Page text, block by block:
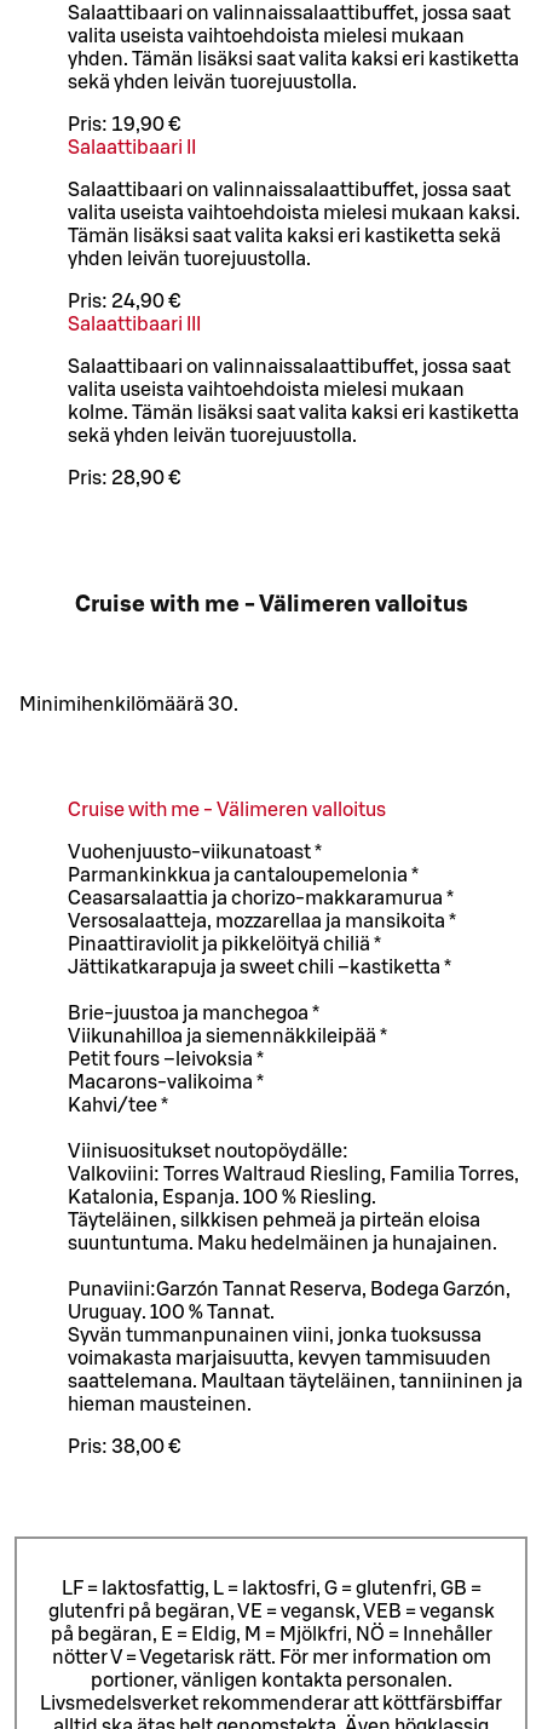
Salaattibaari on valinnaissalaattibuffet, jossa saat
valita useista vaihtoehdoista mielesi mukaan
yhden. Tämän lisäksi saat valita kaksi eri kastiketta
sekä yhden leivän tuorejuustolla.
Pris: 19,90 €
Salaattibaari II
Salaattibaari on valinnaissalaattibuffet, jossa saat
valita useista vaihtoehdoista mielesi mukaan kaksi.
Tämän lisäksi saat valita kaksi eri kastiketta sekä
yhden leivän tuorejuustolla.
Pris: 24,90 €
Salaattibaari III
Salaattibaari on valinnaissalaattibuffet, jossa saat
valita useista vaihtoehdoista mielesi mukaan
kolme. Tämän lisäksi saat valita kaksi eri kastiketta
sekä yhden leivän tuorejuustolla.
Pris: 28,90 €
Cruise with me - Välimeren valloitus
Minimihenkilömäärä 30.
Cruise with me - Välimeren valloitus
Vuohenjuusto-viikunatoast *
Parmankinkkua ja cantaloupemelonia *
Ceasarsalaattia ja chorizo-makkaramurua *
Versosalaatteja, mozzarellaa ja mansikoita *
Pinaattiraviolit ja pikkelöityä chiliä *
Jättikatkarapuja ja sweet chili –kastiketta *
Brie-juustoa ja manchegoa *
Viikunahilloa ja siemennäkkileipää *
Petit fours –leivoksia *
Macarons-valikoima *
Kahvi/tee *
Viinisuositukset noutopöydälle:
Valkoviini: Torres Waltraud Riesling, Familia Torres,
Katalonia, Espanja. 100 % Riesling.
Täyteläinen, silkkisen pehmeä ja pirteän eloisa
suuntuntuma. Maku hedelmäinen ja hunajainen.
Punaviini:Garzón Tannat Reserva, Bodega Garzón,
Uruguay. 100 % Tannat.
Syvän tummanpunainen viini, jonka tuoksussa
voimakasta marjaisuutta, kevyen tammisuuden
saattelemana. Maultaan täyteläinen, tanniininen ja
hieman mausteinen.
Pris: 38,00 €
LF = laktosfattig, L = laktosfri, G = glutenfri, GB =
glutenfri på begäran, VE = vegansk, VEB = vegansk
på begäran, E = Eldig, M = Mjölkfri, NÖ = Innehåller
nötter V = Vegetarisk rätt. För mer information om
portioner, vänligen kontakta personalen.
Livsmedelsverket rekommenderar att köttfärsbiffar